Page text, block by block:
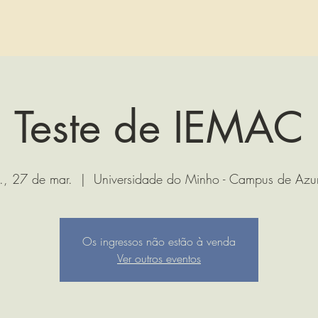
Teste de IEMAC
27 de mar.
  |
Universidade do Minho - Campus de
Os ingressos não estão à venda
Ver outros eventos